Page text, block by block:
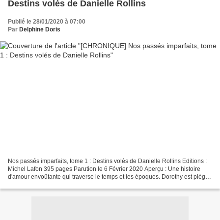
Destins volés de Danielle Rollins
Publié le 28/01/2020 à 07:00
Par Delphine Doris
Nos passés imparfaits, tome 1 : Destins volés de Danielle Rollins Editions :
Michel Lafon 395 pages Parution le 6 Février 2020 Aperçu : Une histoire
d'amour envoûtante qui traverse le temps et les époques. Dorothy est piégée